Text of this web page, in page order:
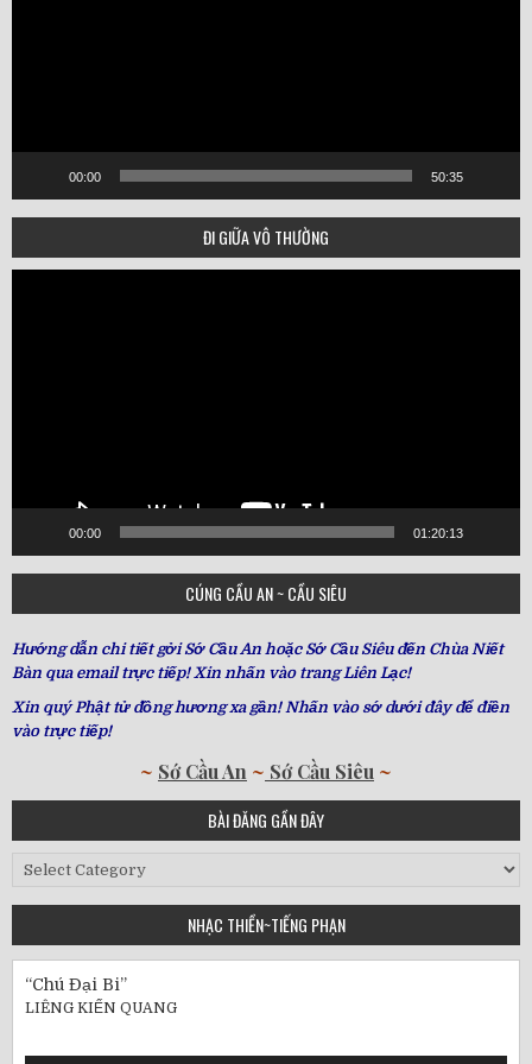
00:00 50:35
ĐI GIỮA VÔ THƯỜNG
00:00 01:20:13
CÚNG CẦU AN ~ CẦU SIÊU
Hướng dẫn chi tiết gởi Sớ Cầu An hoặc Sớ Cầu Siêu đến Chùa Niết
Bàn qua email trực tiếp! Xin nhấn vào trang Liên Lạc!
Xin quý Phật tử đồng hương xa gần! Nhấn vào sớ dưới đây để điền
vào trực tiếp!
~ Sớ Cầu An ~ Sớ Cầu Siêu ~
BÀI ĐĂNG GẦN ĐÂY
Bài
Gần
NHẠC THIỀN~TIẾNG PHẠN
“Chú Đại Bi”
LIÊNG KIẾN QUANG